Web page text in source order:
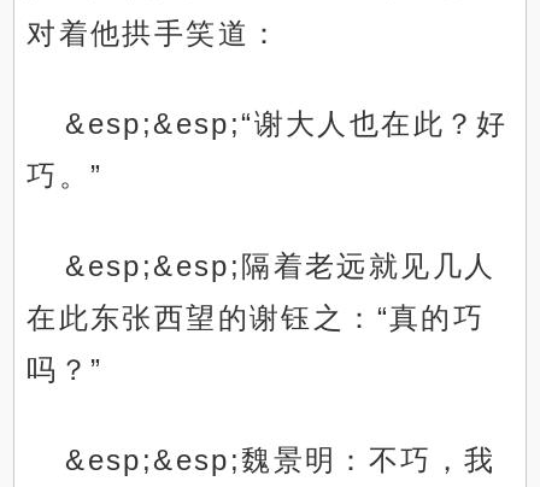
对着他拱手笑道：
&esp;&esp;“谢大人也在此？好
巧。”
&esp;&esp;隔着老远就见几人
在此东张西望的谢钰之：“真的巧
吗？”
&esp;&esp;魏景明：不巧，我